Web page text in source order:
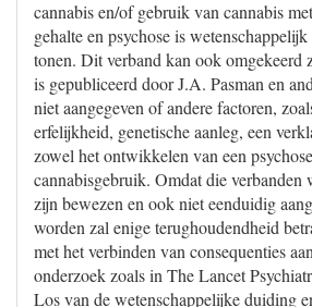
cannabis en/of gebruik van cannabis
gehalte en psychose is
tonen. Dit verband kan ook omgekeerd
is gepubliceerd door J.A. Pasman en
niet aangegeven of andere factoren,
erfelijkheid, genetische aanleg, een
zowel het ontwikkelen van een
cannabisgebruik. Omdat die verbanden
zijn bewezen en ook niet eenduidig
worden zal enige terughoudendheid
met het verbinden van consequenties
onderzoek zoals in The Lancet
Los van de wetenschappelijke duiding